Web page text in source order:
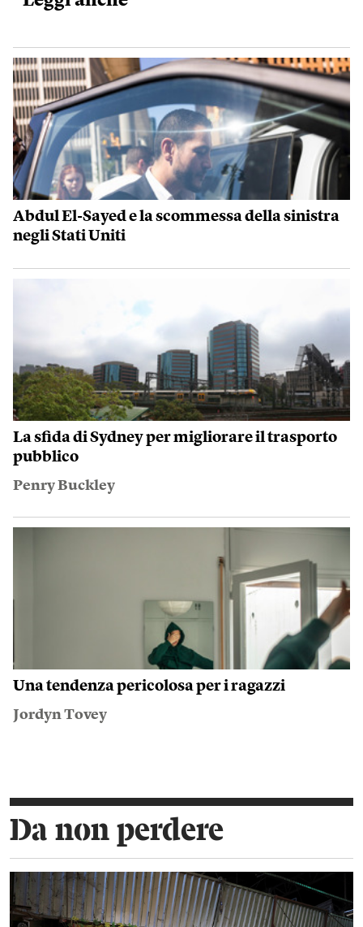
Abdul El-Sayed e la scommessa della sinistra
negli Stati Uniti
La sfida di Sydney per migliorare il trasporto
pubblico
Penry Buckley
Una tendenza pericolosa per i ragazzi
Jordyn Tovey
Da non perdere